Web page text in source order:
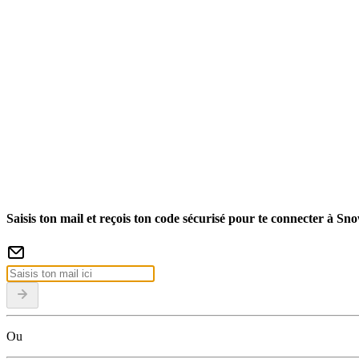
Saisis ton mail et reçois ton code sécurisé pour te connecter à
Ou